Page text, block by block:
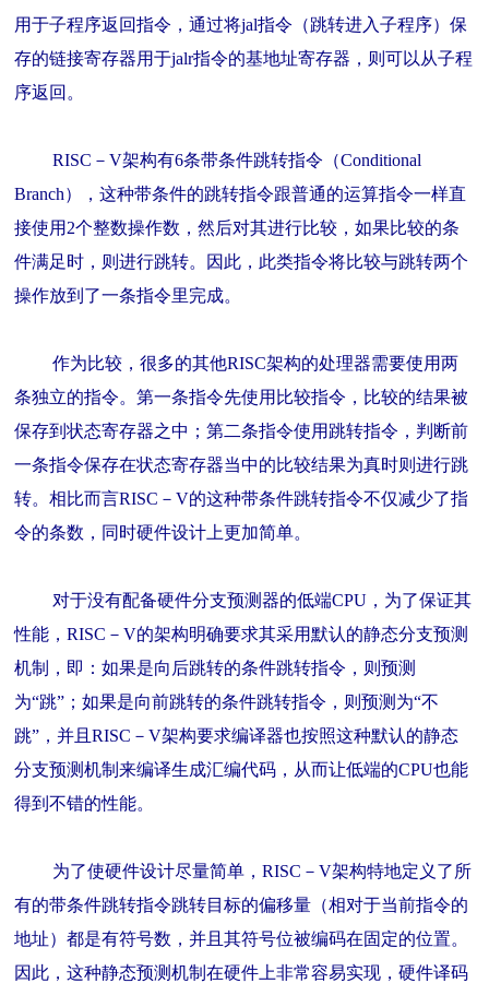
用于子程序返回指令，通过将jal指令（跳转进入子程序）保
存的链接寄存器用于jalr指令的基地址寄存器，则可以从子程
序返回。
RISC－V架构有6条带条件跳转指令（Conditional
Branch），这种带条件的跳转指令跟普通的运算指令一样直
接使用2个整数操作数，然后对其进行比较，如果比较的条
件满足时，则进行跳转。因此，此类指令将比较与跳转两个
操作放到了一条指令里完成。
作为比较，很多的其他RISC架构的处理器需要使用两
条独立的指令。第一条指令先使用比较指令，比较的结果被
保存到状态寄存器之中；第二条指令使用跳转指令，判断前
一条指令保存在状态寄存器当中的比较结果为真时则进行跳
转。相比而言RISC－V的这种带条件跳转指令不仅减少了指
令的条数，同时硬件设计上更加简单。
对于没有配备硬件分支预测器的低端CPU，为了保证其
性能，RISC－V的架构明确要求其采用默认的静态分支预测
机制，即：如果是向后跳转的条件跳转指令，则预测
为“跳”；如果是向前跳转的条件跳转指令，则预测为“不
跳”，并且RISC－V架构要求编译器也按照这种默认的静态
分支预测机制来编译生成汇编代码，从而让低端的CPU也能
得到不错的性能。
为了使硬件设计尽量简单，RISC－V架构特地定义了所
有的带条件跳转指令跳转目标的偏移量（相对于当前指令的
地址）都是有符号数，并且其符号位被编码在固定的位置。
因此，这种静态预测机制在硬件上非常容易实现，硬件译码